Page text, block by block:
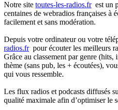
Notre site toutes-les-radios.frest un
centaines de webradios françaises à
facilement et sans modération.
Depuis votre ordinateur ou votre
radios.frpour écouter les meilleurs
Grâce au classement par genre
thème (sans pub, les + écoutées),
qui vous ressemble.
Les flux radios et podcasts diffusés
qualité maximale afin d’optimiser le